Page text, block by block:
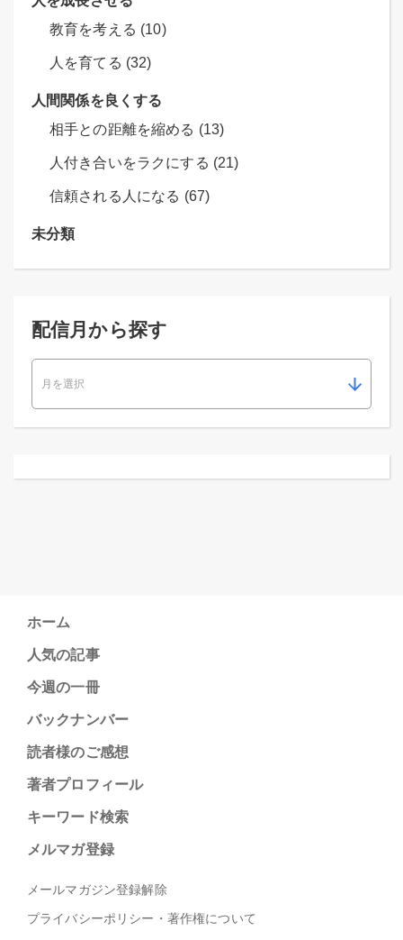
教育を考える (10)
人を育てる (32)
人間関係を良くする
相手との距離を縮める (13)
人付き合いをラクにする (21)
信頼される人になる (67)
未分類
配信月から探す
ホーム
人気の記事
今週の一冊
バックナンバー
読者様のご感想
著者プロフィール
キーワード検索
メルマガ登録
メールマガジン登録解除
プライバシーポリシー・著作権について